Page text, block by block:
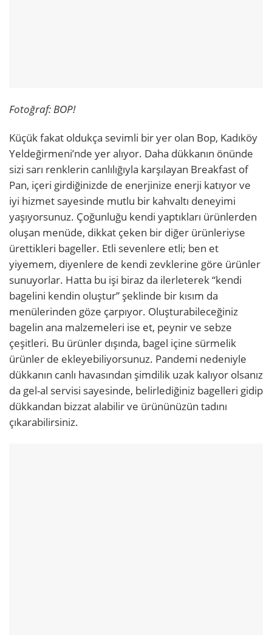
Fotoğraf: BOP!
Küçük fakat oldukça sevimli bir yer olan Bop, Kadıköy
Yeldeğirmeni’nde yer alıyor. Daha dükkanın önünde
sizi sarı renklerin canlılığıyla karşılayan Breakfast of
Pan, içeri girdiğinizde de enerjinize enerji katıyor ve
iyi hizmet sayesinde mutlu bir kahvaltı deneyimi
yaşıyorsunuz. Çoğunluğu kendi yaptıkları ürünlerden
oluşan menüde, dikkat çeken bir diğer ürünleriyse
ürettikleri bageller. Etli sevenlere etli; ben et
yiyemem, diyenlere de kendi zevklerine göre ürünler
sunuyorlar. Hatta bu işi biraz da ilerleterek “kendi
bagelini kendin oluştur” şeklinde bir kısım da
menülerinden göze çarpıyor. Oluşturabileceğiniz
bagelin ana malzemeleri ise et, peynir ve sebze
çeşitleri. Bu ürünler dışında, bagel içine sürmelik
ürünler de ekleyebiliyorsunuz. Pandemi nedeniyle
dükkanın canlı havasından şimdilik uzak kalıyor olsanız
da gel-al servisi sayesinde, belirlediğiniz bagelleri gidip
dükkandan bizzat alabilir ve ürününüzün tadını
çıkarabilirsiniz.